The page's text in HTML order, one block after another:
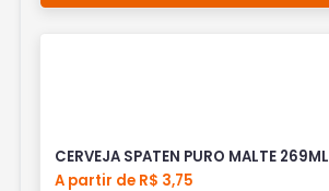
CERVEJA SPATEN PURO MALTE 269ML
A partir de R$ 3,75